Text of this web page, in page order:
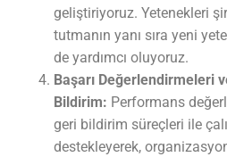
geliştiriyoruz. Yetenekleri
tutmanın yanı sıra yeni
de yardımcı oluyoruz.
Başarı Değerlendirmeleri
Bildirim: Performans
geri bildirim süreçleri ile
destekleyerek,